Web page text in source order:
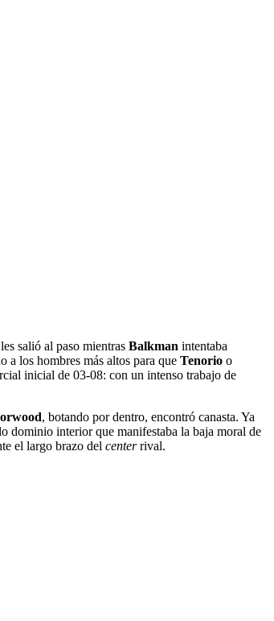
les salió al paso mientras Balkman intentaba
a los hombres más altos para que Tenorio o
inicial de 03-08: con un intenso trabajo de
, botando por dentro, encontró canasta. Ya
dominio interior que manifestaba la baja moral de
el largo brazo del centerrival.